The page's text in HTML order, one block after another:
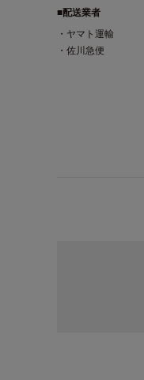
■配送業者
・ヤマト運輸
・佐川急便